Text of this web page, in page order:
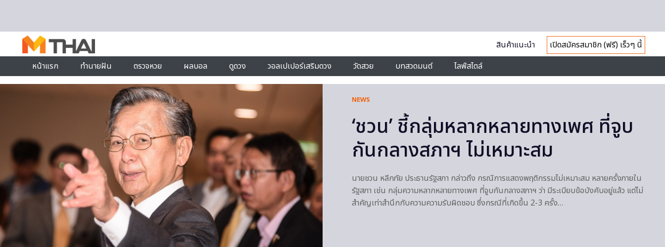
สินค้าแนะนำ
เปิดสมัครสมาชิก (ฟรี) เร็วๆ นี้
หน้าแรก
ทำนายฝัน ตรวจหวย ผลบอล ดูดวง วอลเปเปอร์เสริมดวง วัดสวย บทสวดมนต์ ไลฟ์สไตล์
NEWS
‘ชวน’ ชี้กลุ่มหลากหลายทางเพศ ที่จูบ
กันกลางสภาฯ ไม่เหมาะสม
นายชวน หลีกภัย ประธานรัฐสภา กล่าวถึง กรณีการแสดงพฤติกรรมไม่เหมาะสม หลายครั้งภายใน
รัฐสภา เช่น กลุ่มความหลากหลายทางเพศ ที่จูบกันกลางสภาฯ ว่า มีระเบียบข้อบังคับอยู่แล้ว แต่ไม่
สำคัญเท่าสำนึกกับความความรับผิดชอบ ซึ่งกรณีที่เกิดขึ้น 2-3 ครั้ง…